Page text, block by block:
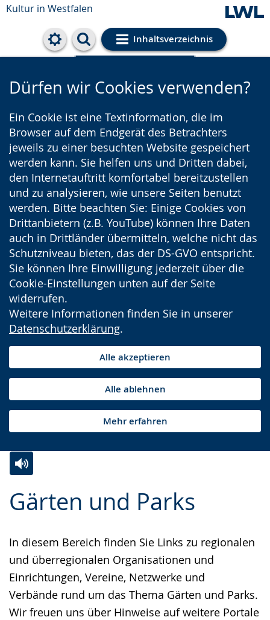
Kultur in Westfalen
Inhaltsverzeichnis
Cookie-Einstellungen
Dürfen wir Cookies verwenden?
Ein Cookie ist eine Textinformation, die im
Browser auf dem Endgerät des Betrachters
jeweils zu einer besuchten Website gespeichert
werden kann. Sie helfen uns und Dritten dabei,
den Internetauftritt komfortabel bereitzustellen
und zu analysieren, wie unsere Seiten benutzt
werden. Bitte beachten Sie: Einige Cookies von
Drittanbietern (z.B. YouTube) können Ihre Daten
auch in Drittländer übermitteln, welche nicht das
Schutzniveau bieten, das der DS-GVO entspricht.
Sie können Ihre Einwilligung jederzeit über die
Cookie-Einstellungen unten auf der Seite
widerrufen.
Weitere Informationen finden Sie in unserer
Datenschutzerklärung.
Alle akzeptieren
Alle ablehnen
Mehr erfahren
Gärten und Parks
In diesem Bereich finden Sie Links zu regionalen
und überregionalen Organisationen und
Einrichtungen, Vereine, Netzwerke und
Verbände rund um das Thema Gärten und Parks.
Wir freuen uns über Hinweise auf weitere Portale
Leichten
wechseln.
Audio-
Video
Deutscher
Gebärdensprache
wird
angezeigt.